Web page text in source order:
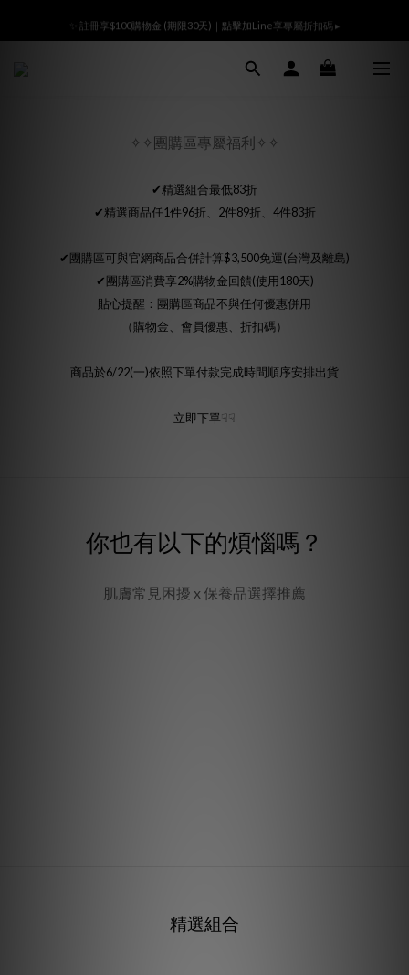
Ready All the Time👜滿額贈m̄ 沒腦視力檢查袋🎁登入會員領800折價卷
✨ 註冊享$100購物金 (期限30天)｜點擊加Line享專屬折扣碼 ▸
Ready All the Time👜滿額贈m̄ 沒腦視力檢查袋🎁登入會員領800折價卷
✧✧團購區專屬福利✧✧
✔精選組合最低83折
✔精選商品任1件96折、2件89折、4件83折
✔團購區可與官網商品合併計算$3,500免運(台灣及離島)
✔團購區消費享2%購物金回饋(使用180天)
貼心提醒：團購區商品不與任何優惠併用
（購物金、會員優惠、折扣碼）
商品於6/22(一)依照下單付款完成時間順序安排出貨
立即下單☟☟
你也有以下的煩惱嗎？
肌膚常見困擾 x 保養品選擇推薦
精選組合